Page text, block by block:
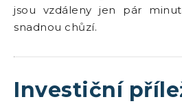
jsou vzdáleny jen pár
snadnou chůzí.
Investiční